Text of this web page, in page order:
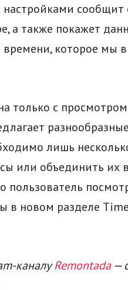
сообщит
а также покажет
которое мы
только с
лишь
или объединить их
пользователь
в новом разделе
каналуRemontada—